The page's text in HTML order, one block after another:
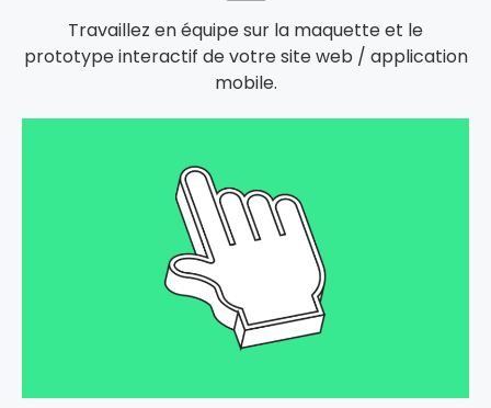
Travaillez en équipe sur la maquette et le
prototype interactif de votre site web / application
mobile.